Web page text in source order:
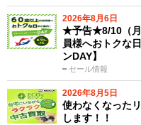
2026年8月6日
セール情報
★予告★8/10（月
員様へおトクな
ンDAY】
2026年8月5日
使わなくなった
します！！